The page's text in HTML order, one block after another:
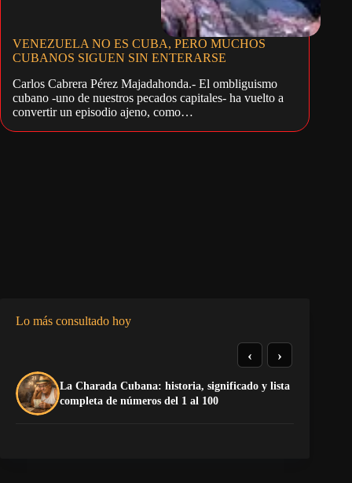
VENEZUELA NO ES CUBA, PERO MUCHOS
CUBANOS SIGUEN SIN ENTERARSE
Carlos Cabrera Pérez Majadahonda.- El ombliguismo
cubano -uno de nuestros pecados capitales- ha vuelto a
convertir un episodio ajeno, como…
Lo más consultado hoy
La Charada Cubana: historia, significado y lista
completa de números del 1 al 100
‹ ›